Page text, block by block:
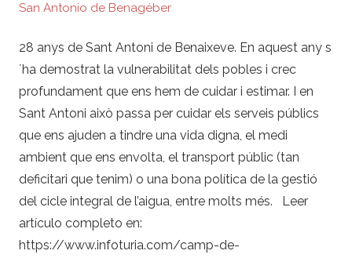
San Antonio de Benagéber
28 anys de Sant Antoni de Benaixeve. En aquest any s
´ha demostrat la vulnerabilitat dels pobles i crec
profundament que ens hem de cuidar i estimar. I en
Sant Antoni això passa per cuidar els serveis públics
que ens ajuden a tindre una vida digna, el medi
ambient que ens envolta, el transport públic (tan
deficitari que tenim) o una bona política de la gestió
del cicle integral de l’aigua, entre molts més. Leer
artículo completo en:
https://www.infoturia.com/camp-de-